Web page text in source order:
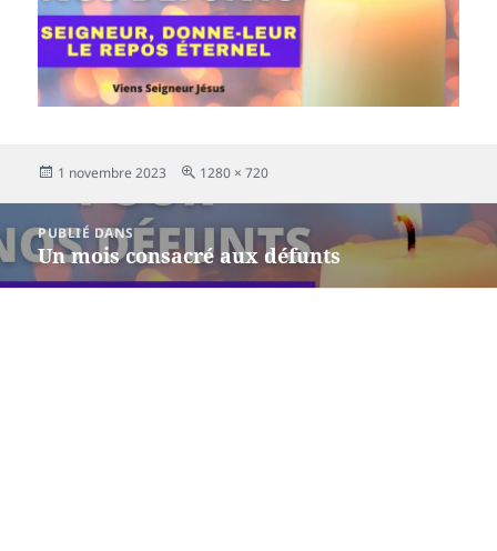
Publié
1 novembre 2023
Taille
1280 × 720
de
l’article
PUBLIÉ DANS
Un mois consacré aux défunts